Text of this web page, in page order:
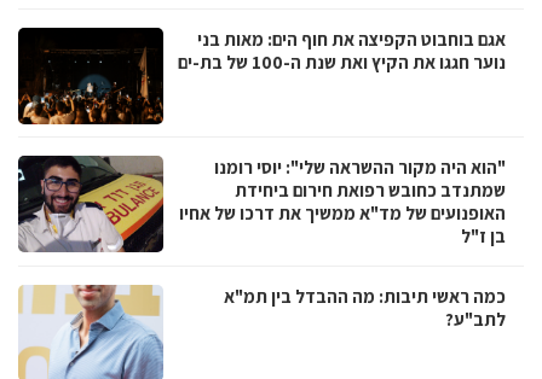
אגם בוחבוט הקפיצה את חוף הים: מאות בני
נוער חגגו את הקיץ ואת שנת ה-100 של בת-ים
"הוא היה מקור ההשראה שלי": יוסי רומנו
שמתנדב כחובש רפואת חירום ביחידת
האופנועים של מד"א ממשיך את דרכו של אחיו
בן ז"ל
כמה ראשי תיבות: מה ההבדל בין תמ"א
לתב"ע?